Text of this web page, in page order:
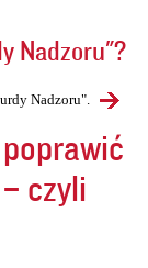
Nadzoru"?
Nadzoru".
czyli